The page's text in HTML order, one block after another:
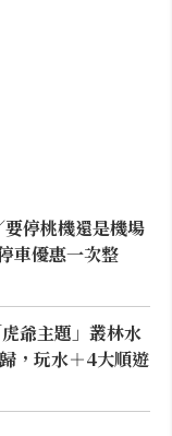
停桃機還是機場
車優惠一次整
爺主題」叢林水
，玩水＋4大順遊